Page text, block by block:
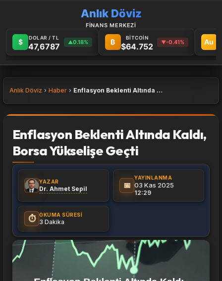
Anlık Döviz
FİNANS MERKEZİ
$ DOLAR / TL
47,6787 ▲0.18% ₿ BİTCOİN
$64.752 ▼-0.41% Au
Anlık Döviz Haber Enflasyon Beklenti Altında Kaldı, Borsa Yükselişe Geçti
Enflasyon Beklenti Altında Kaldı,
Borsa Yükselişe Geçti
YAZAR
Dr. Ahmet Sepil 📅
YAYINLANMA
03 Kas 2025
12:29
⏱️ OKUMA SÜRESI
3 Dakika